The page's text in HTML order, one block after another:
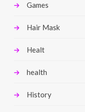
Games
Hair Mask
Healt
health
History